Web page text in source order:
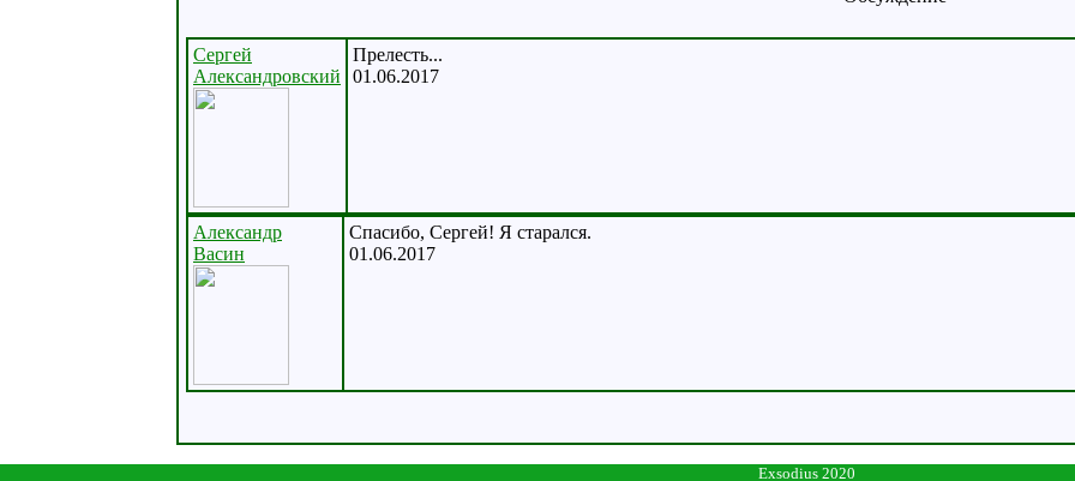
Сергей
Александровский
Прелесть...
01.06.2017
Александр
Васин
Спасибо, Сергей! Я старался.
01.06.2017
Exsodius 2020